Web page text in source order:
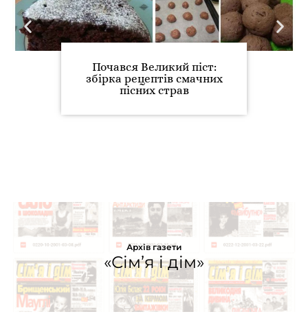
Почався Великий піст:
збірка рецептів смачних
пісних страв
Архів газети
«Сім’я і дім»